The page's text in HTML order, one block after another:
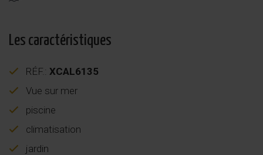
Les caractéristiques
RÉF.: XCAL6135
Vue sur mer
piscine
climatisation
jardin